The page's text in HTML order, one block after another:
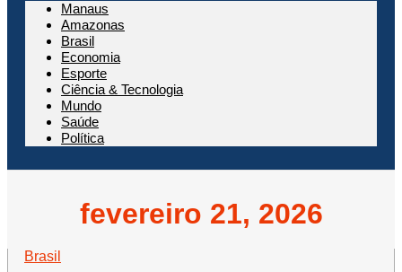
Manaus
Amazonas
Brasil
Economia
Esporte
Ciência & Tecnologia
Mundo
Saúde
Política
fevereiro 21, 2026
Brasil